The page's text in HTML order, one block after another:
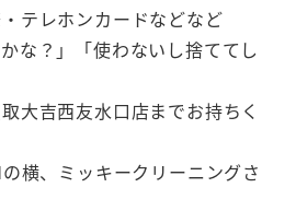
テレホンカードなどなど
な？」「使わないし捨ててし
大吉西友水口店までお持ちく
横、ミッキークリーニングさ